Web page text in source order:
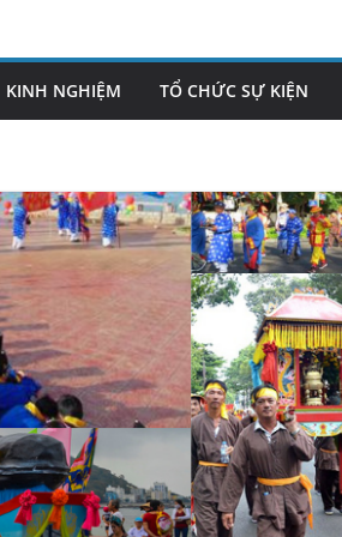
KINH NGHIỆM TỔ CHỨC SỰ KIỆN